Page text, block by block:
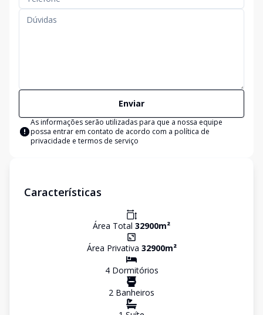
Enviar
As informações serão utilizadas para que a nossa equipe
possa entrar em contato de acordo com a política de
privacidade e termos de serviço
Características
Área Total 32900m²
Área Privativa 32900m²
4Dormitórios
2 Banheiros